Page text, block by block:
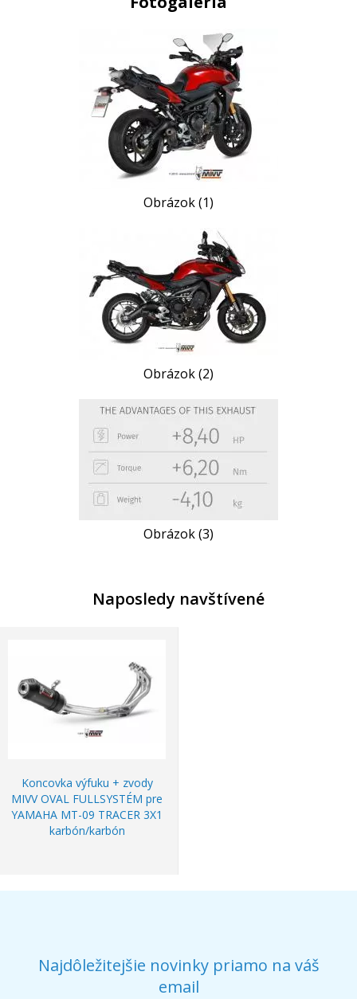
Obrázok (1)
Obrázok (2)
Obrázok (3)
Naposledy navštívené
Koncovka výfuku + zvody
MIVV OVAL FULLSYSTÉM pre
YAMAHA MT-09 TRACER 3X1
karbón/karbón
Najdôležitejšie novinky priamo na váš
email